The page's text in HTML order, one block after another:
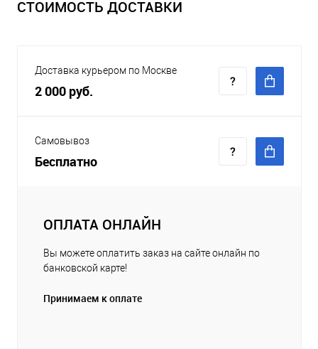
СТОИМОСТЬ ДОСТАВКИ
Доставка курьером по Москве
2 000 руб.
Самовывоз
Бесплатно
ОПЛАТА ОНЛАЙН
Вы можете оплатить заказ на сайте онлайн по
банковской карте!
Принимаем к оплате